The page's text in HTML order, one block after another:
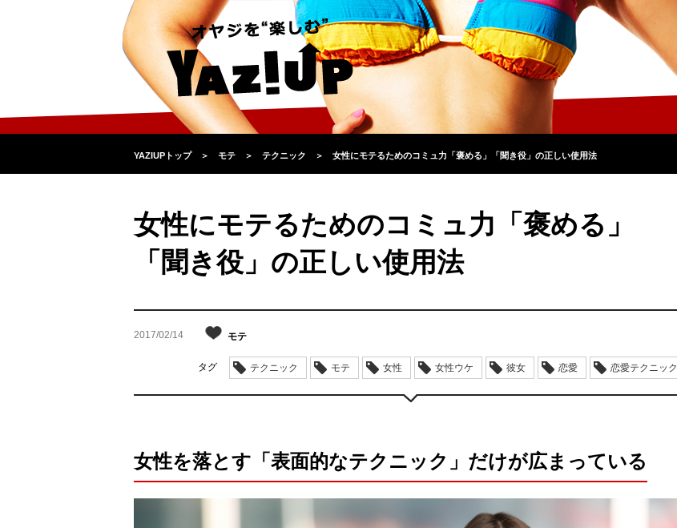
YAZIUPトップ ＞ モテ ＞ テクニック ＞ 女性にモテるためのコミュ力「褒める」「聞き役」の正しい使用法
女性にモテるためのコミュ力「褒める」
「聞き役」の正しい使用法
2017/02/14 モテ
タグ テクニック モテ 女性 女性ウケ 彼女 恋愛 恋愛テクニック
女性を落とす「表面的なテクニック」だけが広まっている